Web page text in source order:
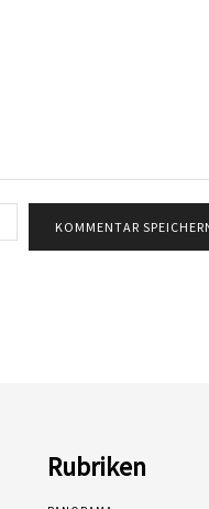
Mail:*
Rubriken